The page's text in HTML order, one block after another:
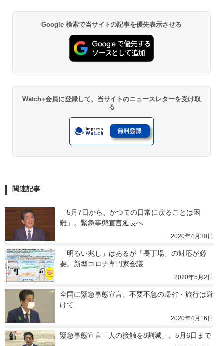
Google 検索で当サイトの記事を優先表示させる
Watch+会員に登録して、当サイトのニュースレターを受け取
る
関連記事
「5月7日から、かつての日常に戻ることは困
難」。緊急事態宣言延長へ
2020年4月30日
「明るい兆し」はあるが「長丁場」の対応が必
要。新型コロナ専門家会議
2020年5月2日
全国に緊急事態宣言。不要不急の帰省・旅行は避
けて
2020年4月16日
緊急事態宣言「人の接触を8割減」。5月6日まで